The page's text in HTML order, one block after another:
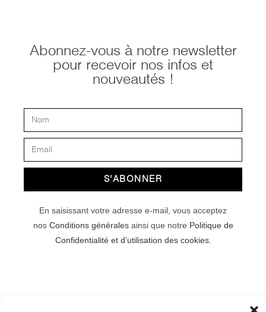
Abonnez-vous à notre newsletter
pour recevoir nos infos et
nouveautés !
S'ABONNER
En saisissant votre adresse e-mail, vous acceptez
nos Conditions généralesainsi que notre Politique de
Confidentialité et d’utilisation des cookies.